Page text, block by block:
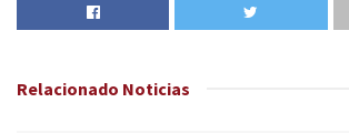
Relacionado Noticias